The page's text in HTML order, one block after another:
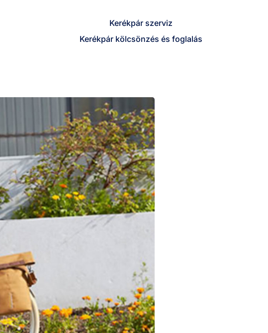
Kerékpár szerviz
Kerékpár kölcsönzés és foglalás